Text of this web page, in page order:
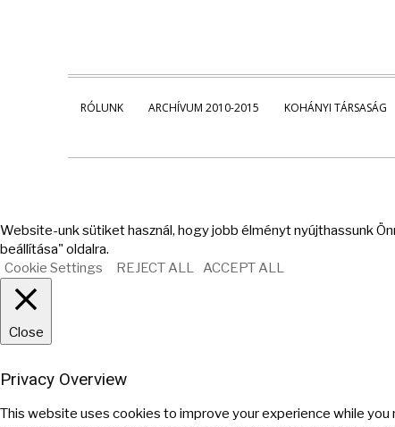
RÓLUNK ARCHÍVUM 2010-2015 KOHÁNYI TÁRSASÁG
Website-unk sütiket használ, hogy jobb élményt nyújthassunk
beállítása" oldalra.
Cookie Settings
REJECT ALL ACCEPT ALL
Close
Privacy Overview
This website uses cookies to improve your experience while